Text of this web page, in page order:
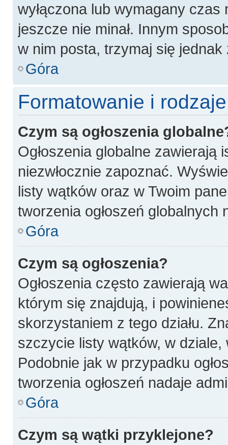
wyłączona lub wymagany
jeszcze nie minał. Innym
w nim posta, trzymaj się
Góra
Formatowanie i
Czym są ogłoszenia
Ogłoszenia globalne
niezwłocznie zapoznać.
listy wątków oraz w Twoim
tworzenia ogłoszeń globalnych
Góra
Czym są ogłoszenia?
Ogłoszenia często zawierają
którym się znajdują, i
skorzystaniem z tego działu.
szczycie listy wątków, w
Podobnie jak w przypadku
tworzenia ogłoszeń nadaje
Góra
Czym są wątki przyklejone?